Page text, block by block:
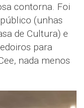
contorna. Foi
(unhas
de Cultura) e
para
nada menos